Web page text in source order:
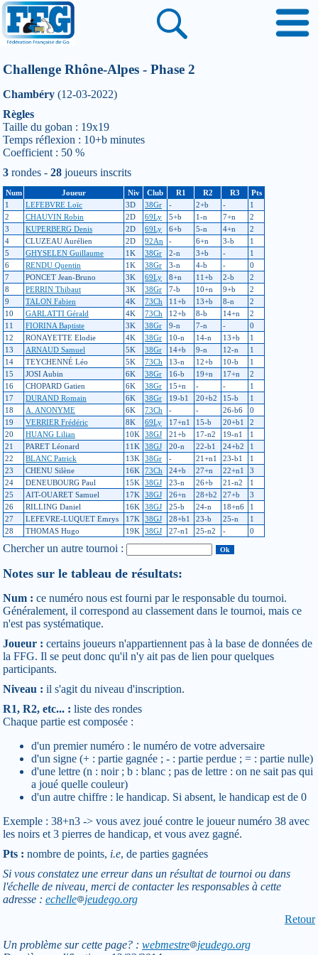
Challenge Rhône-Alpes - Phase 2
Chambéry (12-03-2022)
Règles
Taille du goban : 19x19
Temps réflexion : 10+b minutes
Coefficient : 50 %
3 rondes - 28 joueurs inscrits
Num Joueur Niv Club R1 R2 R3
Pts
1
LEFEBVRE Loïc 3D 38Gr - 2+b -
1
2
CHAUVIN Robin 2D 69Ly 5+b 1-n 7+n
2
3
KUPERBERG Denis 2D 69Ly 6+b 5-n 4+n
2
4
CLUZEAU Aurélien 2D 92An - 6+n 3-b
1
5
GHYSELEN Guillaume 1K 38Gr 2-n 3+b -
1
6
RENDU Quentin 1K 38Gr 3-n 4-b -
0
7
PONCET Jean-Bruno 3K 69Ly 8+n 11+b 2-b
2
8
PERRIN Thibaut 3K 38Gr 7-b 10+n 9+b
2
9
TALON Fabien 4K 73Ch 11+b 13+b 8-n
2
10
GARLATTI Gérald 4K 73Ch 12+b 8-b 14+n
2
11
FIORINA Baptiste 3K 38Gr 9-n 7-n -
0
12
RONAYETTE Elodie 4K 38Gr 10-n 14-n 13+b
1
13
ARNAUD Samuel 5K 38Gr 14+b 9-n 12-n
1
14
TEYCHENNÉ Léo 5K 73Ch 13-n 12+b 10-b
1
15
JOSI Aubin 6K 38Gr 16-b 19+n 17+n
2
16
CHOPARD Gatien 6K 38Gr 15+n - -
1
17
DURAND Romain 6K 38Gr 19-b1 20+b2 15-b
1
18
A. ANONYME 6K 73Ch - - 26-b6
0
19
VERRIER Frédéric 8K 69Ly 17+n1 15-b 20+b1
2
20
HUANG Lilian 10K 38GJ 21+b 17-n2 19-n1
1
21
PARET Léonard 11K 38GJ 20-n 22-b1 24+b2
1
22
BLANC Patrick 13K 38Gr - 21+n1 23-b1
1
23
CHENU Silène 16K 73Ch 24+b 27+n 22+n1
3
24
DENEUBOURG Paul 15K 38GJ 23-n 26+b 21-n2
1
25
AIT-OUARET Samuel 17K 38GJ 26+n 28+b2 27+b
3
26
RILLING Daniel 16K 38GJ 25-b 24-n 18+n6
1
27
LEFEVRE-LUQUET Emrys 17K 38GJ 28+b1 23-b 25-n
1
28
THOMAS Hugo 19K 38GJ 27-n1 25-n2 - 0
Chercher un autre tournoi :
Notes sur le tableau de résultats:
Num : ce numéro nous est fourni par le responsable du tournoi.
Généralement, il correspond au classement dans le tournoi, mais ce
n'est pas systématique.
Joueur : certains joueurs n'appartiennent pas à la base de données de
la FFG. Il se peut donc qu'il n'y ait pas de lien pour quelques
participants.
Niveau : il s'agit du niveau d'inscription.
R1, R2, etc... : liste des rondes
Chaque partie est composée :
d'un premier numéro : le numéro de votre adversaire
d'un signe (+ : partie gagnée ; - : partie perdue ; = : partie nulle)
d'une lettre (n : noir ; b : blanc ; pas de lettre : on ne sait pas qui
a joué quelle couleur)
d'un autre chiffre : le handicap. Si absent, le handicap est de 0
Exemple : 38+n3 -> vous avez joué contre le joueur numéro 38 avec
les noirs et 3 pierres de handicap, et vous avez gagné.
Pts : nombre de points, i.e, de parties gagnées
Si vous constatez une erreur dans un résultat de tournoi ou dans
l'échelle de niveau, merci de contacter les responsables à cette
adresse : echelle
jeudego.org
Retour
Un problème sur cette page? : webmestre
jeudego.org